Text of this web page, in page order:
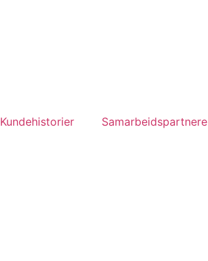
Kundehistorier Samarbeidspartnere